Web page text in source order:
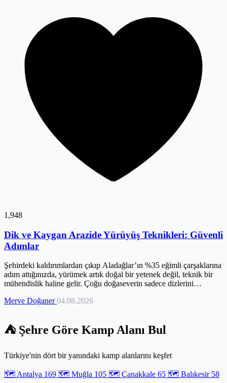
1,948
Dik ve Kaygan Arazide Yürüyüş Teknikleri: Güvenli
Adımlar
Şehirdeki kaldırımlardan çıkıp Aladağlar’ın %35 eğimli çarşaklarına
adım attığınızda, yürümek artık doğal bir yetenek değil, teknik bir
mühendislik haline gelir. Çoğu doğaseverin sadece dizlerini
bırakarak, kas gücünden ziyade doğru açıyla yükselmenin sırlarını
adımlarına kadar her detay bu rehberde bir araya geliyor. Zemini bir
uzman gibi okumayı öğrendiğinizde, kaygan kökler ve gevşek taşlar
olacak. Doğru ekipman kullanımı ve vücut dengesiyle, en dik
inceliyoruz.
Merve Doğaner04.08.2026
⛺ Şehre Göre Kamp Alanı Bul
Türkiye'nin dört bir yanındaki kamp alanlarını keşfet
🗺️ Antalya 169 🗺️ Muğla 105 🗺️ Çanakkale 65 🗺️ Balıkesir 58